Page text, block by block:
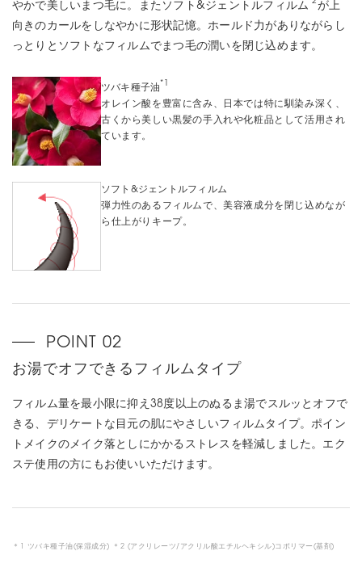
やかで美しいまつ毛に。またソフト&ジェントルフィルム
が上
向きのカールをしなやかに形状記憶。ホールド力がありながらし
っとりとソフトなフィルムでまつ毛の潤いを閉じ込めます。
ツバキ種子油*1
オレイン酸を豊富に含み、日本では特に馴染み深く、
古くから美しい黒髪の手入れや化粧品として活用され
ています。
ソフト&ジェントルフィルム
弾力性のあるフィルムで、美容液成分を閉じ込めなが
ら仕上がりキープ。
お湯でオフできるフィルムタイプ
フィルム量を最小限に抑え38度以上のぬるま湯でスルッとオフで
きる、デリケートな目元の肌にやさしいフィルムタイプ。ポイン
トメイクのメイク落としにかかるストレスを軽減しました。エク
ステ使用の方にもお使いいただけます。
＊1 ツバキ種子油(保湿成分) ＊2 (アクリレーツ/アクリル酸エチルヘキシル)コポリマー(基剤)